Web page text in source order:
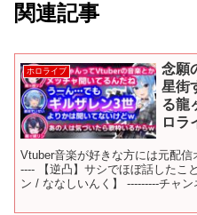
関連記事
ホロライブ
念願
星街
る龍
ロラ
Vtuber音楽が好きな方には元配信
---- 【逆凸】サシでほぼ話したこ
ン / ななしいんく】 ---------チャン